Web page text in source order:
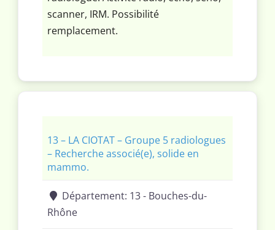
scanner, IRM. Possibilité
remplacement.
13 – LA CIOTAT – Groupe 5 radiologues
– Recherche associé(e), solide en
mammo.
Département: 13 - Bouches-du-
Rhône